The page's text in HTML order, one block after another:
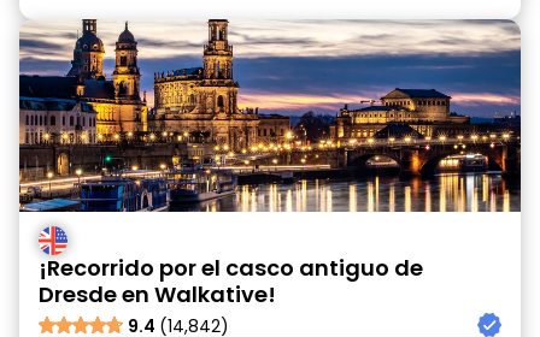
¡Recorrido por el casco antiguo de
Dresde en Walkative!
9.4 (14,842)